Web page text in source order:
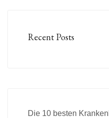
Recent Posts
Die 10 besten